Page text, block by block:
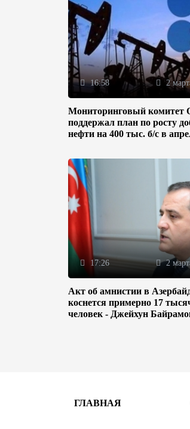
16:58 2
Мониторинговый
поддержал план по росту
нефти на 400 тыс. б/с в
17:26 2
Акт об амнистии в
коснется примерно 17
человек - Джейхун
ГЛАВНАЯ